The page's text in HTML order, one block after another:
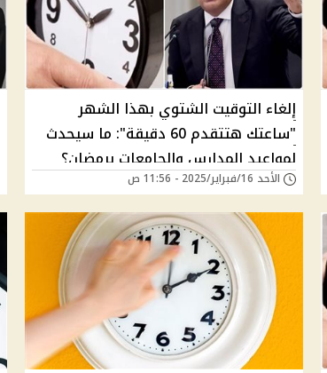
إلغاء التوقيت الشتوي بهذا الشهر
"ساعتك هتتقدم 60 دقيقة": ما سيحدث
لمواعيد المدارس والجامعات برمضان؟
الأحد 16/فبراير/2025 - 11:56 ص